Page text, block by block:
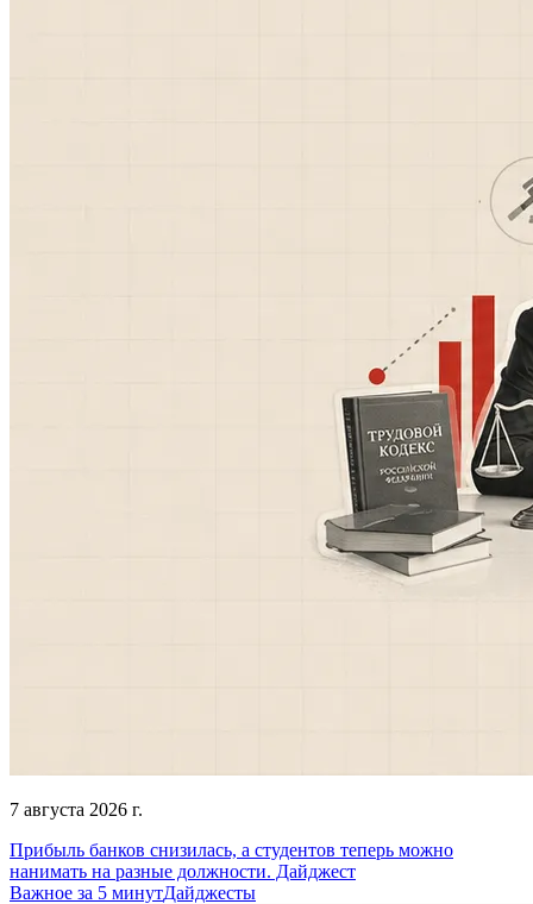
7 августа 2026 г.
Прибыль банков снизилась, а студентов теперь можно
нанимать на разные должности. Дайджест
Важное за 5 минутДайджесты